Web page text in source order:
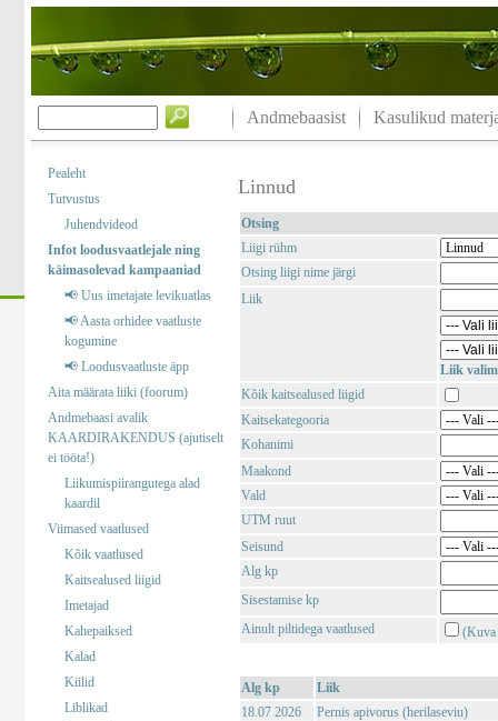
Andmebaasist Kasulikud
Pealeht
Tutvustus
Juhendvideod
Infot loodusvaatlejale ning
käimasolevad kampaaniad
📢 Uus imetajate levikuatlas
📢 Aasta orhidee vaatluste
kogumine
📢 Loodusvaatluste äpp
Aita määrata liiki (foorum)
Andmebaasi avalik
KAARDIRAKENDUS (ajutiselt
ei tööta!)
Liikumispiirangutega alad
kaardil
Viimased vaatlused
Kõik vaatlused
Kaitsealused liigid
Imetajad
Kahepaiksed
Kalad
Kiilid
Liblikad
Linnud
Otsing
Liigi rühm
Otsing liigi nime järgi
Liik
Liik
Kõik kaitsealused liigid
Kaitsekategooria
Kohanimi
Maakond
Vald
UTM ruut
Seisund
Alg kp
Sisestamise kp
Ainult piltidega vaatlused
(Kuva
Alg kp
Liik
18.07 2026
Pernis apivorus (herilaseviu)